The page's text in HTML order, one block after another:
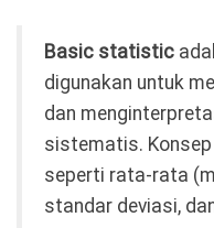
Basic statistic
digunakan untuk
dan
sistematis.
seperti rata-rata
standar deviasi,